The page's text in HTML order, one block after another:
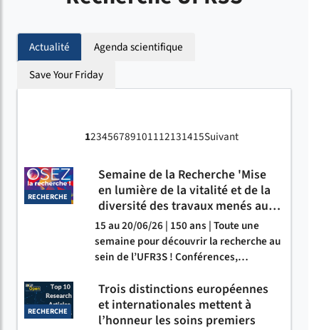
Actualité
Agenda scientifique
Save Your Friday
123456789101112131415Suivant
RECHERCHE
Semaine de la Recherche 'Mise
en lumière de la vitalité et de la
diversité des travaux menés au…
15 au 20/06/26 | 150 ans | Toute une
semaine pour découvrir la recherche au
sein de l’UFR3S ! Conférences,…
RECHERCHE
Trois distinctions européennes
et internationales mettent à
l’honneur les soins premiers